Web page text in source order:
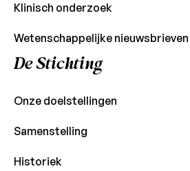
Klinisch onderzoek
Wetenschappelijke nieuwsbrieven
De Stichting
Onze doelstellingen
Samenstelling
Historiek